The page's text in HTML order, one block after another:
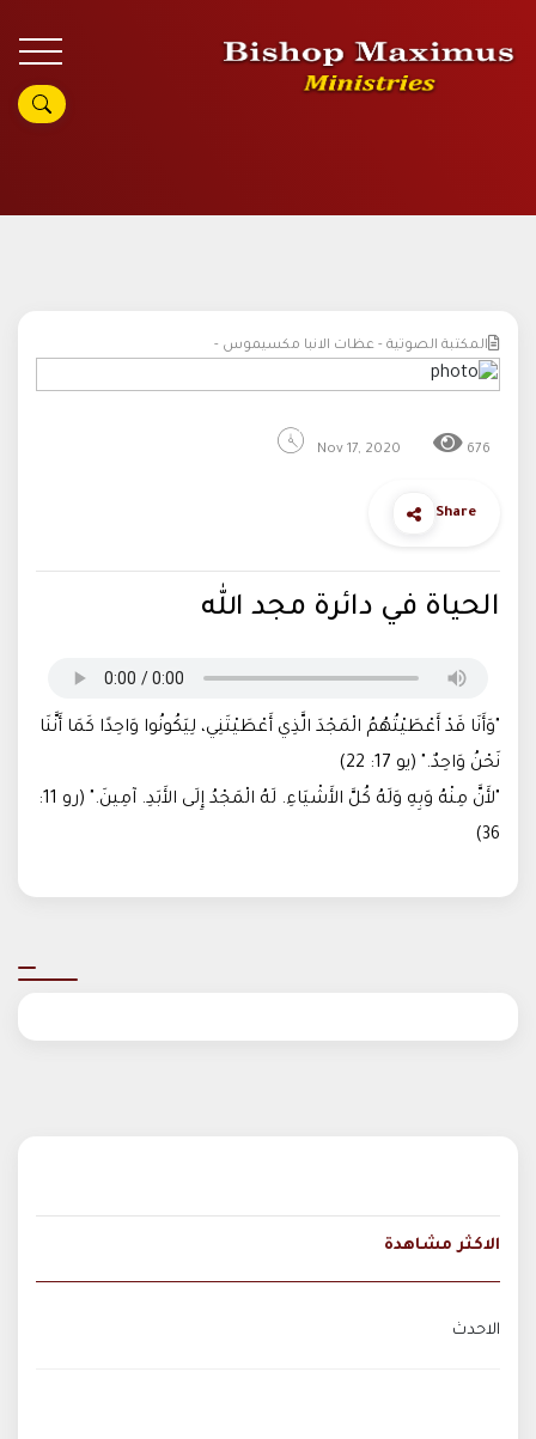
المكتبة الصوتية - عظات الانبا مكسيموس -
Nov 17, 2020 676
Share
الحياة في دائرة مجد الله
"وَأَنَا قَدْ أَعْطَيْتُهُمُ الْمَجْدَ الَّذِي أَعْطَيْتَنِي، لِيَكُونُوا وَاحِدًا كَمَا أَنَّنَا
نَحْنُ وَاحِدٌ." (يو 17: 22)
"لأَنَّ مِنْهُ وَبِهِ وَلَهُ كُلَّ الأَشْيَاءِ. لَهُ الْمَجْدُ إِلَى الأَبَدِ. آمِينَ." (رو 11:
36)
الاكثر مشاهدة
الاحدث